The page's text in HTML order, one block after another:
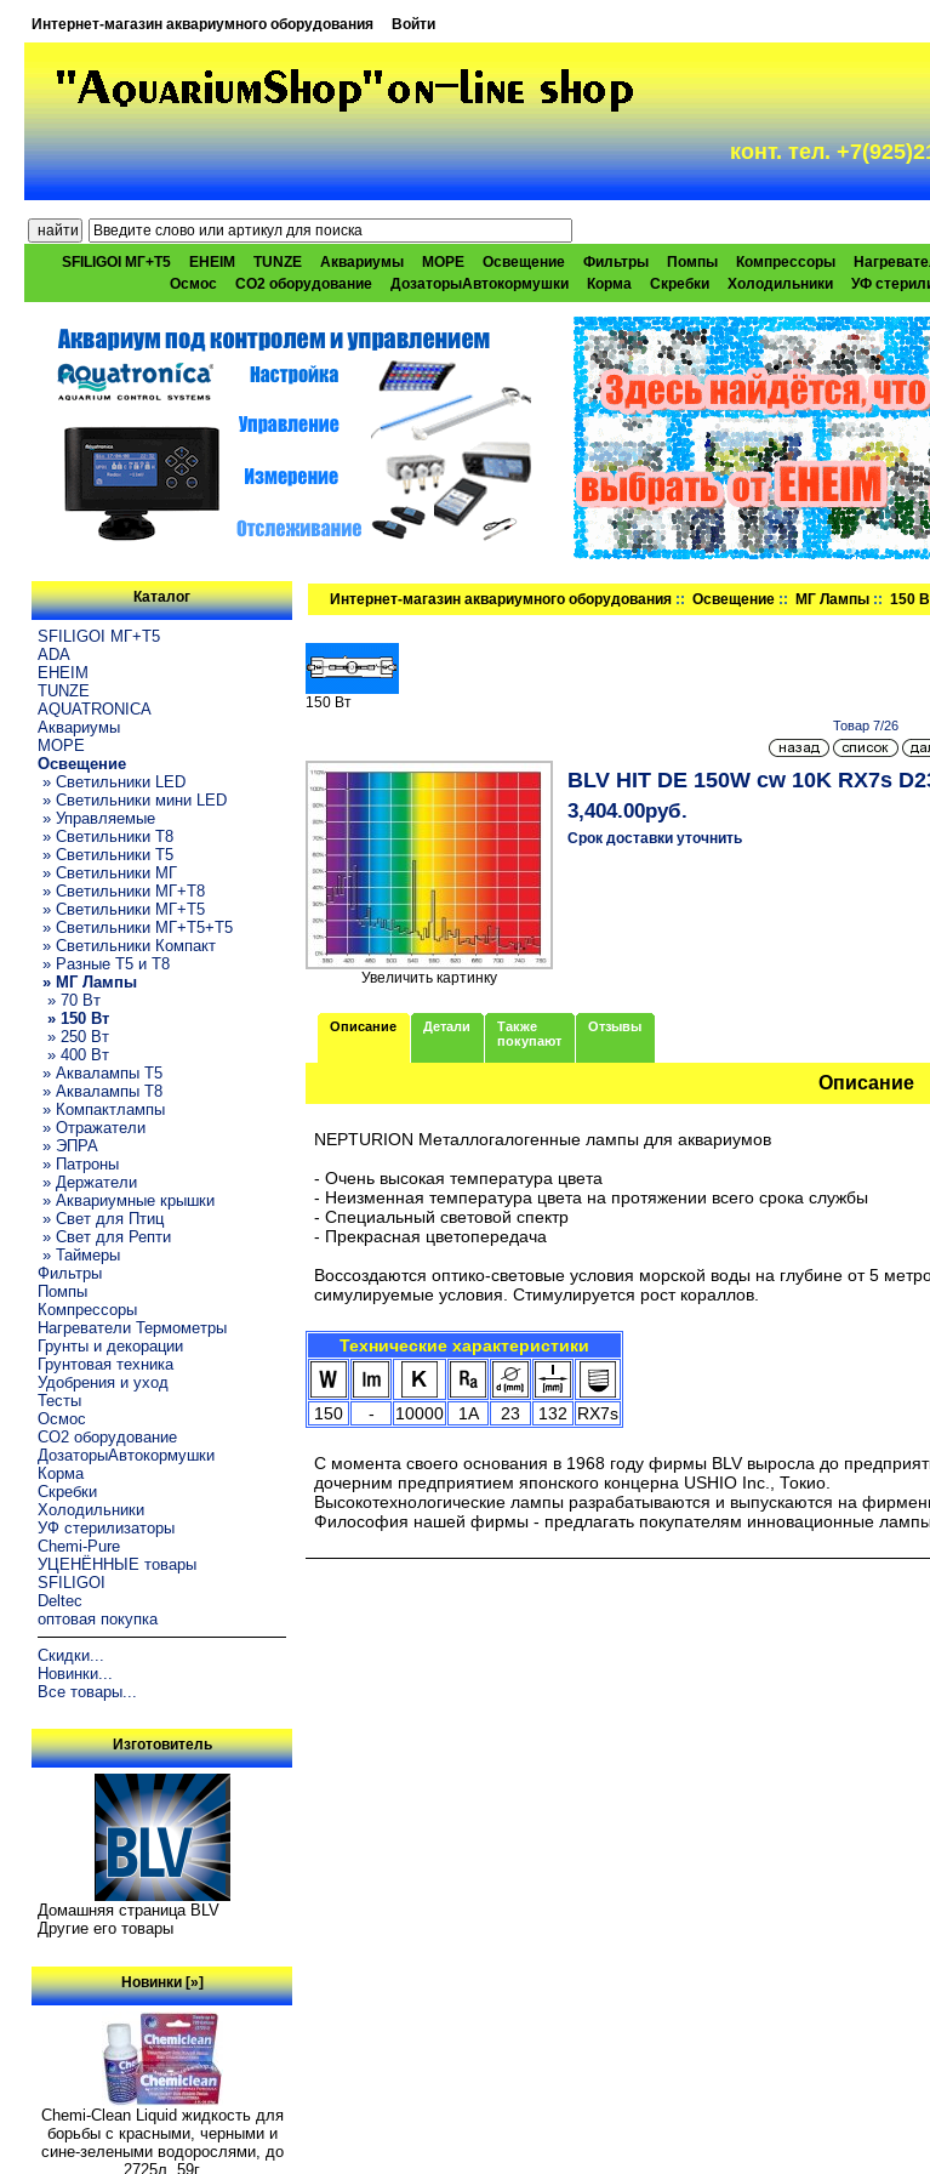
Интернет-магазин аквариумного оборудования Войти
конт. тел.
SFILIGOI МГ+Т5 EHEIM TUNZE Аквариумы МОРЕ Освещение Фильтры Помпы Компрессоры
Осмос
CO2 оборудование ДозаторыАвтокормушки Корма Скребки Холодильники УФ
Каталог
SFILIGOI МГ+Т5
ADA
EHEIM
TUNZE
AQUATRONICA
Аквариумы
МОРЕ
Освещение
» Светильники LED
» Светильники мини LED
» Управляемые
» Светильники T8
» Светильники T5
» Светильники МГ
» Светильники МГ+T8
» Светильники МГ+T5
» Светильники МГ+T5+T5
» Светильники Компакт
» Разные T5 и T8
» МГ Лампы
» 70 Вт
» 150 Вт
» 250 Вт
» 400 Вт
» Аквалампы T5
» Аквалампы T8
» Компактлампы
» Отражатели
» ЭПРА
» Патроны
» Держатели
» Аквариумные крышки
» Свет для Птиц
» Свет для Репти
» Таймеры
Фильтры
Помпы
Компрессоры
Нагреватели Термометры
Грунты и декорации
Грунтовая техника
Удобрения и уход
Тесты
Осмос
CO2 оборудование
ДозаторыАвтокормушки
Корма
Скребки
Холодильники
УФ стерилизаторы
Chemi-Pure
УЦЕНЁННЫЕ товары
SFILIGOI
Deltec
оптовая покупка
Скидки...
Новинки...
Все товары...
Изготовитель
Домашняя страница BLV
Другие его товары
Новинки [»]
Chemi-Clean Liquid жидкость для
борьбы с красными, черными и
сине-зелеными водорослями, до
2725л, 59г
Интернет-магазин аквариумного оборудования ::Освещение :: МГ Лампы ::150
150 Вт
Товар 7/26
Увеличить картинку
BLV HIT DE 150W cw 10K RX7s
3,404.00руб.
Срок доставки уточнить
Описание Детали
Также
покупают
Отзывы
Описание
NEPTURION Металлогалогенные лампы для аквариумов
- Очень высокая температура цвета
- Неизменная температура цвета на протяжении всего срока службы
- Специальный световой спектр
- Прекрасная цветопередача
Воссоздаются оптико-световые условия морской воды на глубине от 5
симулируемые условия. Стимулируется рост кораллов.
Технические характеристики
150 - 10000 1A 23 132 RX7s
С момента своего основания в 1968 году фирмы BLV выросла до
дочерним предприятием японского концерна USHIO Inc., Токио.
Высокотехнологические лампы разрабатываются и выпускаются на
Философия нашей фирмы - предлагать покупателям инновационные лампы